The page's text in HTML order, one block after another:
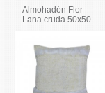
Almohadón Flor
Lana cruda 50x50